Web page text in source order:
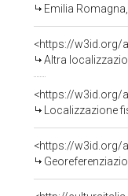
Emilia
<https://w3id.org/
Altra
<https://w3id.org/
Localizzazione
<https://w3id.org/